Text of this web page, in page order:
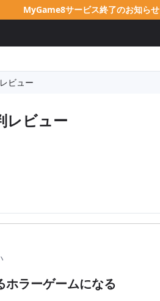
MyGame8サービス終了のお知らせ
ビュー
レビュー
ホラーゲームになる